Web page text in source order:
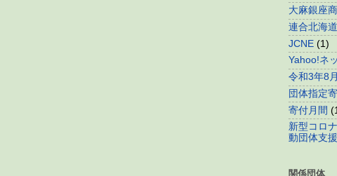
大麻銀座
連合北海
JCNE (1)
Yahoo!ネ
令和3年8
団体指定
寄付月間
新型コロ
動団体支
関係団体